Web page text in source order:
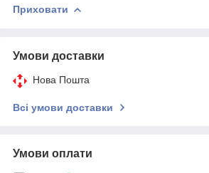
Приховати
Умови доставки
Нова Пошта
Всі умови доставки
Умови оплати